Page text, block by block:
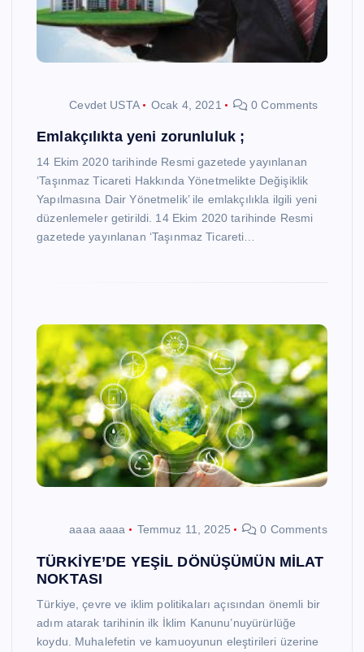
Cevdet USTA Ocak 4, 2021 0 Comments
Emlakçılıkta yeni zorunluluk ;
14 Ekim 2020 tarihinde Resmi gazetede yayınlanan
‘Taşınmaz Ticareti Hakkında Yönetmelikte Değişiklik
Yapılmasına Dair Yönetmelik’ ile emlakçılıkla ilgili yeni
düzenlemeler getirildi. 14 Ekim 2020 tarihinde Resmi
gazetede yayınlanan ‘Taşınmaz Ticareti…
aaaa aaaa Temmuz 11, 2025 0 Comments
TÜRKİYE’DE YEŞİL DÖNÜŞÜMÜN MİLAT
NOKTASI
Türkiye, çevre ve iklim politikaları açısından önemli bir
adım atarak tarihinin ilk İklim Kanunu’nuyürürlüğe
koydu. Muhalefetin ve kamuoyunun eleştirileri üzerine